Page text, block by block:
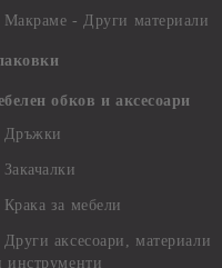
Макраме - Други материали
обков и аксесоари
Дръжки
Закачалки
Крака за мебели
Други аксесоари, материали
инструменти